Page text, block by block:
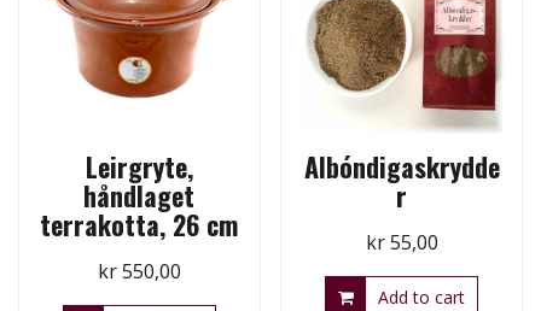
Leirgryte,
håndlaget
terrakotta, 26 cm
kr550,00
Albóndigaskrydde
r
kr55,00
Add to cart